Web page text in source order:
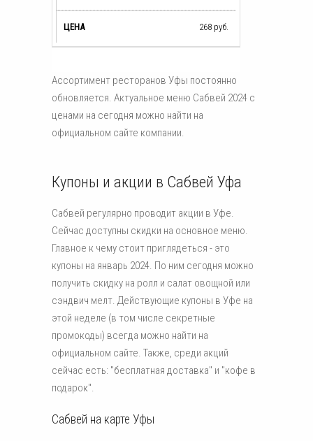
268 руб.
Ассортимент ресторанов Уфы постоянно
обновляется. Актуальное меню Сабвей 2024 с
ценами на сегодня можно найти на
официальном сайте компании.
Купоны и акции в Сабвей Уфа
Сабвей регулярно проводит акции в Уфе.
Сейчас доступны скидки на основное меню.
Главное к чему стоит приглядеться - это
купоны на январь 2024. По ним сегодня можно
получить скидку на ролл и салат овощной или
сэндвич мелт. Действующие купоны в Уфе на
этой неделе (в том числе секретные
промокоды) всегда можно найти на
официальном сайте. Также, среди акций
сейчас есть: "бесплатная доставка" и "кофе в
подарок".
Сабвей на карте Уфы